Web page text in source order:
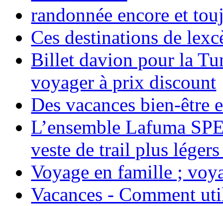
randonnée encore et
Ces destinations de
Billet davion pour la
voyager à prix discount
Des vacances bien-être
L’ensemble Lafuma
veste de trail plus
Voyage en famille ;
Vacances - Comment